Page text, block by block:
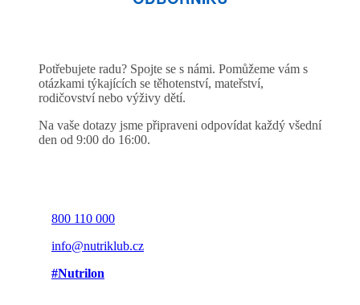
Potřebujete radu? Spojte se s námi. Pomůžeme vám s
otázkami týkajících se těhotenství, mateřství,
rodičovství nebo výživy dětí.
Na vaše dotazy jsme připraveni odpovídat každý všední
den od 9:00 do 16:00.
800 110 000
info@nutriklub.cz
#Nutrilon